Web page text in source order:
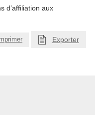
d’affiliation aux
Imprimer Exporter